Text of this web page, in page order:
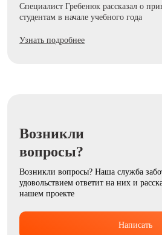
Специалист Гребенюк рассказал о
студентам в начале учебного года
Узнать подробнее
Возникли
вопросы?
Возникли вопросы? Наша служба
удовольствием ответит на них и
нашем проекте
Написать